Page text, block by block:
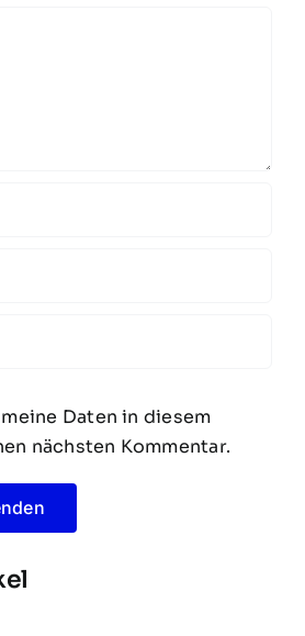
Daten in diesem
nächsten Kommentar.